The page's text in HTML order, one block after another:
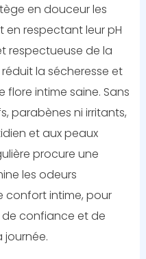
en douceur les
en respectant leur pH
respectueuse de la
la sécheresse et
intime saine. Sans
parabènes ni irritants,
et aux peaux
procure une
les odeurs
confort intime, pour
confiance et de